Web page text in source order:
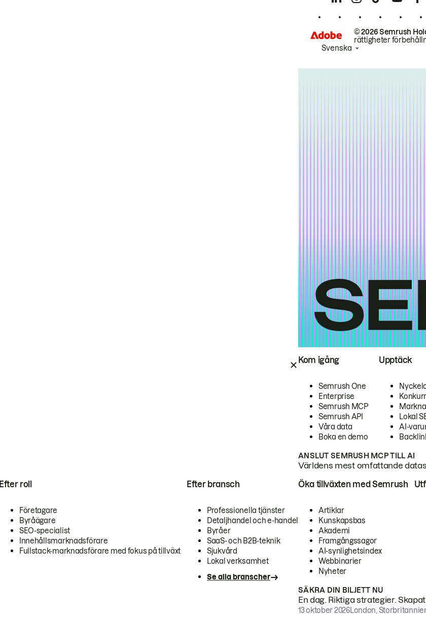
Kom igång
Semrush One
Enterprise
Semrush MCP
Semrush API
Våra data
Boka en demo
Upptäck
Lokal
AI-
ANSLUT SEMRUSH MCP TILL AI
Världens mest omfattande
Efter roll
Företagare
Byråägare
SEO-specialist
Innehållsmarknadsförare
Fullstack-marknadsförare med fokus på tillväxt
Efter bransch
Professionella tjänster
Detaljhandel och e-handel
Byråer
SaaS- och B2B-teknik
Sjukvård
Lokal verksamhet
Se alla branscher
Öka tillväxten med Semrush
Artiklar
Kunskapsbas
Akademi
Framgångssagor
AI-synlighetsindex
Webbinarier
Nyheter
SÄKRA DIN BILJETT NU
En dag. Riktiga strategier.
13 oktober 2026London,
© 2026 Semrush
rättigheter
Svenska